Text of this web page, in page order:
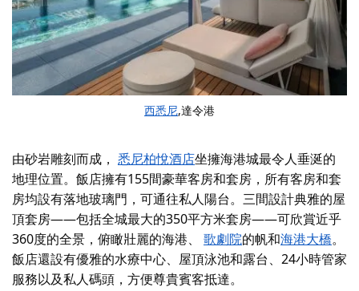
西悉尼,達令港
由砂岩雕刻而成， 悉尼柏悅酒店坐擁海港城最令人垂涎​​的
地理位置。飯店擁有155間豪華客房和套房，所有客房和套
房均設有落地玻璃門，可通往私人陽台。三間設計典雅的屋
頂套房——包括全城最大的350平方米套房——可欣賞近乎
360度的全景，俯瞰壯麗的海港、
歌劇院的帆和海港大橋。
飯店還設有優雅的水療中心、屋頂泳池和露台、24小時管家
服務以及私人碼頭，方便尊貴賓客抵達。